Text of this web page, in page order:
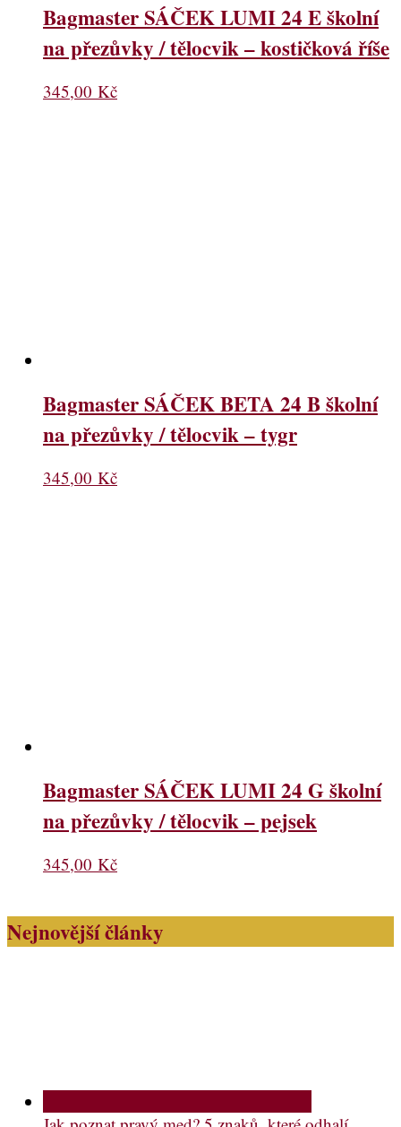
Bagmaster SÁČEK LUMI 24 E školní
na přezůvky / tělocvik – kostičková říše
345,00 Kč
Bagmaster SÁČEK BETA 24 B školní
na přezůvky / tělocvik – tygr
345,00 Kč
Bagmaster SÁČEK LUMI 24 G školní
na přezůvky / tělocvik – pejsek
345,00 Kč
Nejnovější články